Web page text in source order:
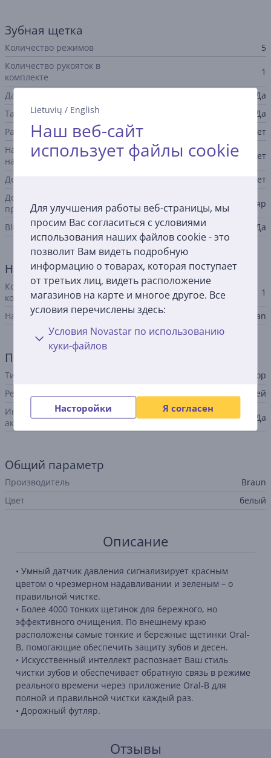
Lietuvių / English
Наш веб-сайт
использует файлы cookie
Для улучшения работы веб-страницы, мы
просим Вас согласиться с условиями
использования наших файлов cookie - это
позволит Вам видеть подробную
информацию о товарах, которая поступает
от третьих лиц, видеть расположение
магазинов на карте и многое другое. Все
условия перечислены здесь:
Условия Novastar по использованию
куки-файлов
Насторойки Я согласен
Зубная щетка
Количество режимов
5
Количество рукояток в
комплекте
1
Датчик давления
Да
Таймер
Да
Распознавание насадки
Нет
Напоминание о замене
насадки
Нет
Детский дизайн
Нет
Дополнительные
принадлежности в комплекте
дорожный футляр
Bluetooth Да
Насадки для зубной щетки
Количество насадок в
комплекте
1
Насадки в комплекте iO Ultimate Clean
Питание
Тип
аккумулятор
Ресурс аккумулятора до
14 дней
Индикатор уровня заряда
аккумулятора
Да
Общий параметр
Производитель
Braun
Цвет
белый
Описание
• Умный датчик давления сигнализирует красным
цветом о чрезмерном надавливании и зеленым – о
правильной чистке.
• Более 4000 тонких щетинок для бережного, но
эффективного очищения. По внешнему краю
расположены самые тонкие и бережные щетинки Oral-
B, помогающие обеспечить защиту зубов и десен.
• Искусственный интеллект распознает Ваш стиль
чистки зубов и обеспечивает обратную связь в режиме
реального времени через приложение Oral-B для
полной и правильной чистки каждый раз.
• Дорожный футляр.
Отзывы